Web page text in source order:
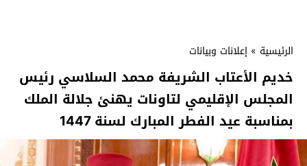
الرئيسية » إعلانات وبيانات
خديم الأعتاب الشريفة محمد السلاسي رئيس
المجلس الإقليمي لتاونات يهنئ جلالة الملك
بمناسبة عيد الفطر المبارك لسنة 1447